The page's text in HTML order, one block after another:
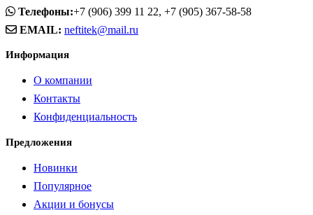
Телефоны:+7 (906) 399 11 22, +7 (905) 367-58-58
EMAIL: neftitek@mail.ru
Информация
О компании
Контакты
Конфиденциальность
Предложения
Новинки
Популярное
Акции и бонусы